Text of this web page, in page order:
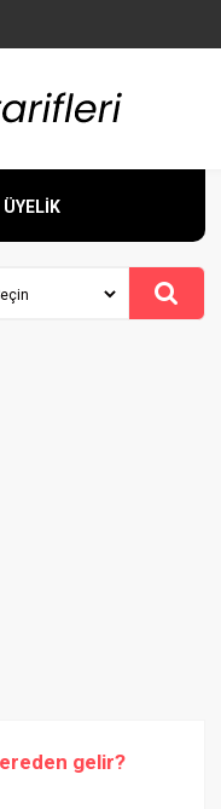
ÜYELİK
gelir?